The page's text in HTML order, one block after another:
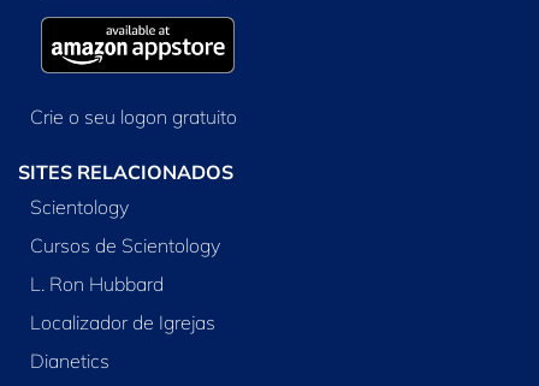
Crie o seu logon gratuito
SITES RELACIONADOS
Scientology
Cursos de Scientology
L. Ron Hubbard
Localizador de Igrejas
Dianetics